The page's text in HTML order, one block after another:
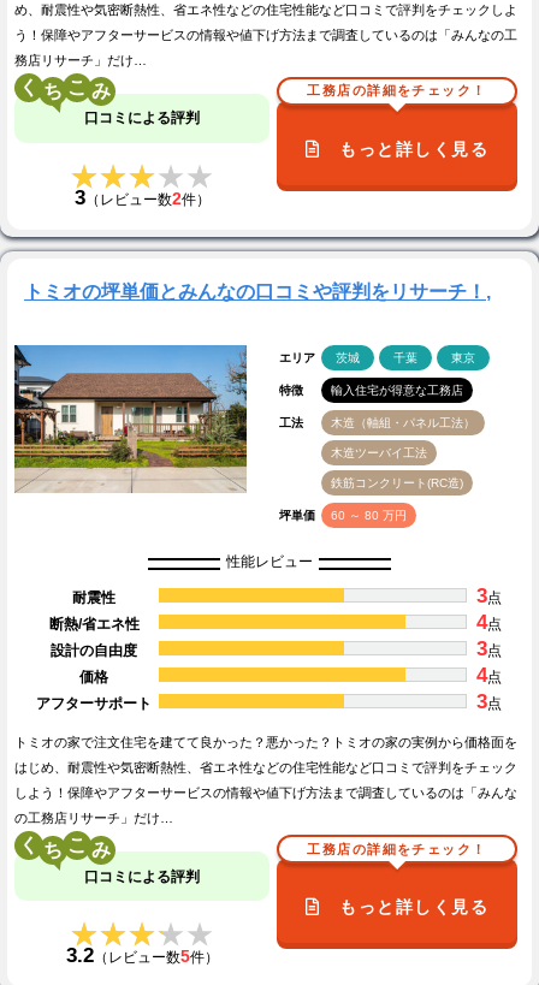
め、耐震性や気密断熱性、省エネ性などの住宅性能など口コミで評判をチェックしよ
う！保障やアフターサービスの情報や値下げ方法まで調査しているのは「みんなの工
務店リサーチ」だけ…
く こ
口コミによる評判
★★★★★
★★★★★
3（レビュー数2件）
工務店の詳細をチェック！
もっと詳しく見る
トミオの坪単価とみんなの口コミや評判をリサーチ！,
エリア 茨城 千葉 東京
特徴 輸入住宅が得意な工務店
工法 木造（軸組・パネル工法）
木造ツーバイ工法
鉄筋コンクリート(RC造)
坪単価 60 ～ 80 万円
性能レビュー
耐震性 3点
断熱/省エネ性
4点
設計の自由度
3点
価格
4点
アフターサポート
3点
トミオの家で注文住宅を建てて良かった？悪かった？トミオの家の実例から価格面を
はじめ、耐震性や気密断熱性、省エネ性などの住宅性能など口コミで評判をチェック
しよう！保障やアフターサービスの情報や値下げ方法まで調査しているのは「みんな
の工務店リサーチ」だけ…
く こ
口コミによる評判
★★★★★
★★★★★
3.2（レビュー数5件）
工務店の詳細をチェック！
もっと詳しく見る